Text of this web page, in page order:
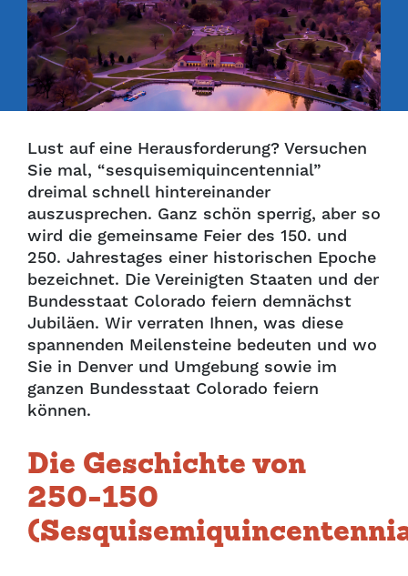
Lust auf eine Herausforderung? Versuchen
Sie mal, “sesquisemiquincentennial”
dreimal schnell hintereinander
auszusprechen. Ganz schön sperrig, aber so
wird die gemeinsame Feier des 150. und
250. Jahrestages einer historischen Epoche
bezeichnet. Die Vereinigten Staaten und der
Bundesstaat Colorado feiern demnächst
Jubiläen. Wir verraten Ihnen, was diese
spannenden Meilensteine bedeuten und wo
Sie in Denver und Umgebung sowie im
ganzen Bundesstaat Colorado feiern
können.
Die Geschichte von
250-150